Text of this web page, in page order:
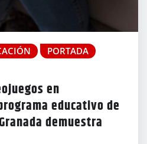
PORTADA
en
educativo de
demuestra